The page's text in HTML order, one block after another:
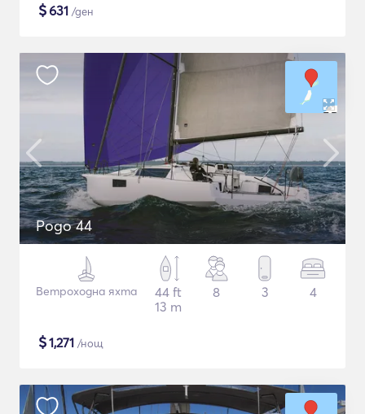
$631 /ден
Pogo 44
Ветроходна яхта
44 ft
13 m
8 3 4
$1,271 /нощ